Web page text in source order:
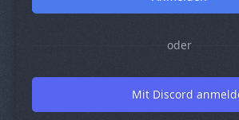
oder
Mit Discord